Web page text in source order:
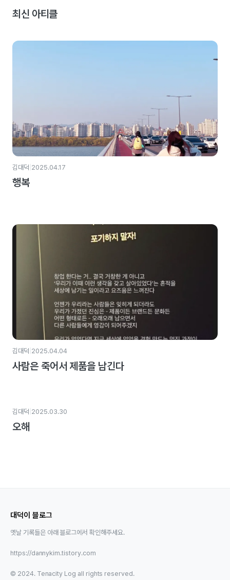
최신 아티클
김대덕 2025.04.17
행복
김대덕 2025.04.04
사람은 죽어서 제품을 남긴다
김대덕 2025.03.30
오해
대덕이 블로그
옛날 기록들은 아래 블로그에서 확인해주세요.
https://dannykim.tistory.com
© 2024. Tenacity Log all rights reserved.